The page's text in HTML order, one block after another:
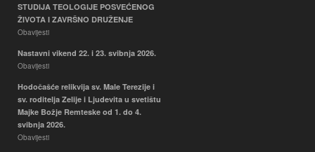
STUDIJA TEOLOGIJE POSVEĆENOG
ŽIVOTA I ZAVRŠNO DRUŽENJE
Obavijesti
Nastavni vikend 22. i 23. svibnja 2026.
Obavijesti
Hodočašće relikvija sv. Male Terezije i
sv. roditelja Zelije i Ljudevita u svetištu
Majke Božje Remteske od 1. do 4.
svibnja 2026.
Obavijesti